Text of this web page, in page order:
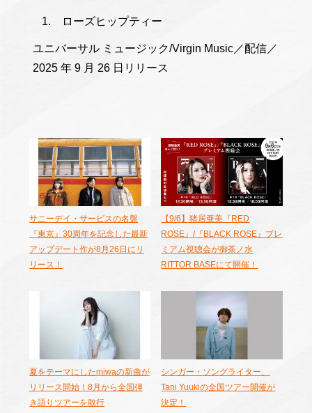
ローズヒップティー
ユニバーサル ミュージック/Virgin Music／配信／
2025 年 9 月 26 日リリース
サニーデイ・サービスの名盤
『東京』30周年を記念した最新
アップデート作が8月26日にリ
リース！
【9/6】猪居亜美『RED
ROSE』/『BLACK ROSE』プレ
ミアム視聴会が御茶ノ水
RITTOR BASEにて開催！
夏をテーマにしたmiwaの新曲が
リリース開始！8月から全国弾
き語りツアーを敢行
シンガー・ソングライター、
Tani Yuukiの全国ツアー開催が
決定！